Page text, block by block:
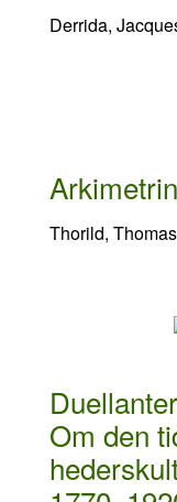
Derrida,
Arkimetrin
Thorild, Thomas
Om den